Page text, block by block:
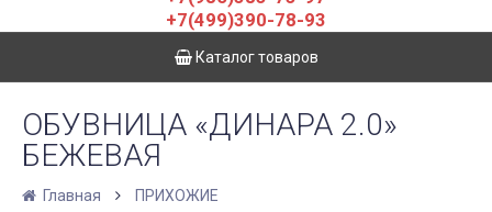
+7(499)390-78-93
Каталог товаров
ОБУВНИЦА «ДИНАРА 2.0»
БЕЖЕВАЯ
Главная
ПРИХОЖИЕ